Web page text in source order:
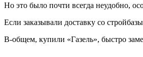
Но это было почти всегда неудобно,
Если заказывали доставку со
В-общем, купили «Газель», быстро